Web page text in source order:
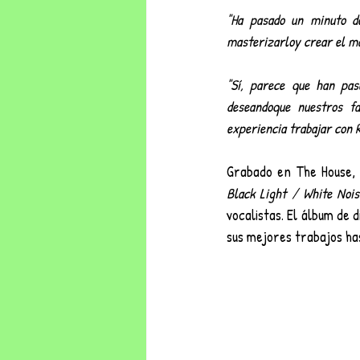
"Ha pasado un minuto
masterizarloy crear el
"Sí, parece que han
deseandoque
experiencia trabajar con
Black Light / White
vocalistas. El álbum de
sus mejores trabajos